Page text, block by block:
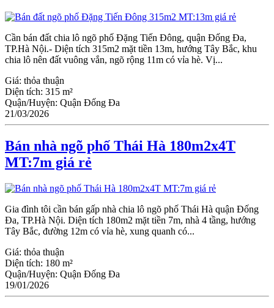
Cần bán đất chia lô ngõ phố Đặng Tiến Đông, quận Đống Đa,
TP.Hà Nội.- Diện tích 315m2 mặt tiền 13m, hướng Tây Bắc, khu
chia lô nên đất vuông vắn, ngõ rộng 11m có vỉa hè. Vị...
Giá: thỏa thuận
Diện tích: 315 m²
Quận/Huyện: Quận Đống Đa
21/03/2026
Bán nhà ngõ phố Thái Hà 180m2x4T
MT:7m giá rẻ
Gia đình tôi cần bán gấp nhà chia lô ngõ phố Thái Hà quận Đống
Đa, TP.Hà Nội. Diện tích 180m2 mặt tiền 7m, nhà 4 tầng, hướng
Tây Bắc, đường 12m có vỉa hè, xung quanh có...
Giá: thỏa thuận
Diện tích: 180 m²
Quận/Huyện: Quận Đống Đa
19/01/2026